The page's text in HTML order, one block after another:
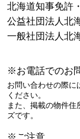
北海道知事免許
公益社団法人北
一般社団法人北
※お電話でのお
お問い合わせの際に
ください。
また、掲載の物件
ズです。
※ご注意